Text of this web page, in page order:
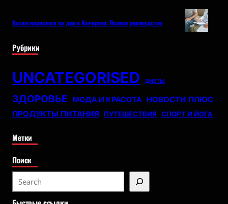
Вызов нарколога на дом в Кемерово: Полное руководство
Рубрики
UNCATEGORISED ДИЕТЫ
ЗДОРОВЬЕ МОДА И КРАСОТА НОВОСТИ ПЛЮС
ПРОДУКТЫ ПИТАНИЯ
ПУТЕШЕСТВИЯ СПОРТ И ЙОГА
Метки
Поиск
e